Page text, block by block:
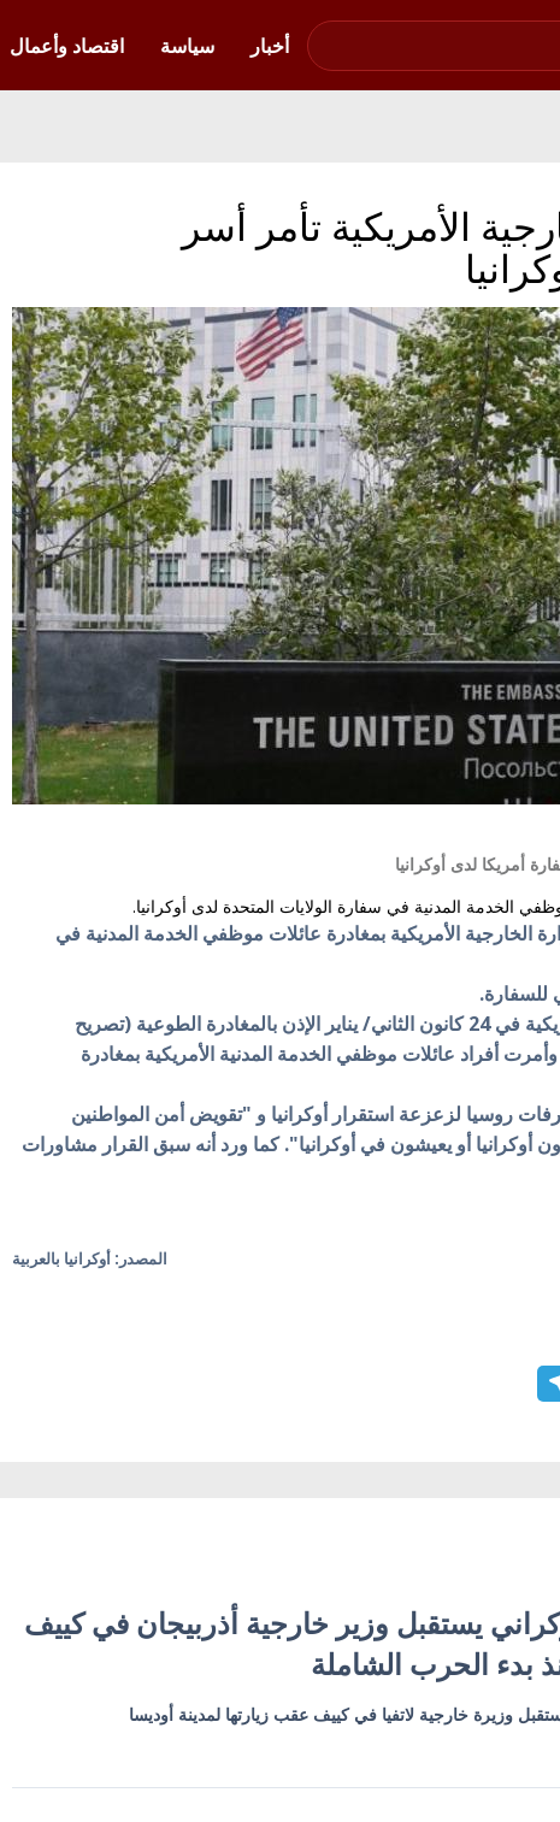
أخبار
سياسة اقتصاد وأعمال
الأمريكية تأمر أسر
أمريكا لدى أوكرانيا
الخدمة المدنية في سفارة الولايات المتحدة لدى أوكرانيا.
الخارجية الأمريكية بمغادرة عائلات موظفي الخدمة المدنية في
للسفارة.
وجاء في البيان:"منحت وزارة الخارجية الأمريكية في 24 كانون الثاني/ يناير الإذن بالمغادرة الطوعية (تصريح
أفراد عائلات موظفي الخدمة المدنية الأمريكية بمغادرة
روسيا لزعزعة استقرار أوكرانيا و "تقويض أمن المواطنين
أوكرانيا أو يعيشون في أوكرانيا". كما ورد أنه سبق القرار مشاورات
المصدر: أوكرانيا بالعربية
يستقبل وزير خارجية أذربيجان في كييف
بدء الحرب الشاملة
وزيرة خارجية لاتفيا في كييف عقب زيارتها لمدينة أوديسا